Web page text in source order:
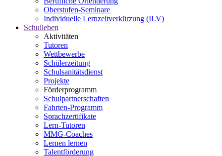
Oberstufen-Seminare
Individuelle Lernzeitverkürzung (ILV)
Schulleben
Aktivitäten
Tutoren
Wettbewerbe
Schülerzeitung
Schulsanitätsdienst
Projekte
Förderprogramm
Schulpartnerschaften
Fahrten-Programm
Sprachzertifikate
Lern-Tutoren
MMG-Coaches
Lernen lernen
Talentförderung